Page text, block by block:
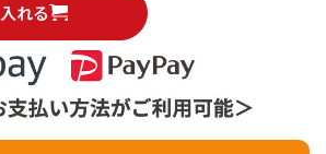
れる